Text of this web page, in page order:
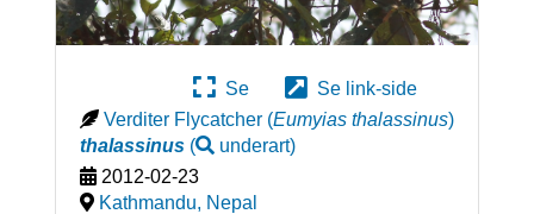
Se
Se link-side
Verditer Flycatcher (Eumyias thalassinus)
thalassinus( underart)
2012-02-23
Kathmandu, Nepal